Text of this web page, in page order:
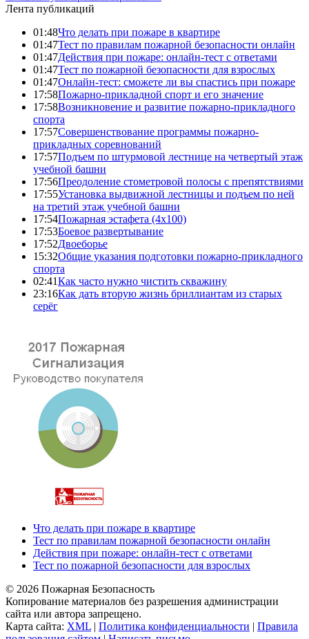
Лента публикаций
01:48Что делать при пожаре в квартире
01:47Тест по правилам пожарной безопасности онлайн
01:47Действия при пожаре: онлайн-тест с ответами
01:47Тест по пожарной безопасности для взрослых
01:47Онлайн-тест: сможете ли вы спастись при пожаре
17:58Пожарно-прикладной спорт и его значение
17:58Возникновение и развитие пожарно-прикладного
спорта
17:57Совершенствование программы пожарно-
прикладных соревнований
17:57Подъем по штурмовой лестнице на четвертый этаж
учебной башни
17:56Преодоление стометровой полосы с препятствиями
17:55Установка выдвижной лестницы и подъем по ней
на третий этаж учебной башни
17:54Пожарная эстафета (4x100)
17:53Боевое развертывание
17:52Двоеборье
15:32Общие указания подготовки пожарно-прикладного
спорта
02:41Как часто нужно чистить скважину
23:16Как дать вторую жизнь бриллиантам из старых
серёг
Что делать при пожаре в квартире
Тест по правилам пожарной безопасности онлайн
Действия при пожаре: онлайн-тест с ответами
Тест по пожарной безопасности для взрослых
© 2026 Пожарная Безопасность
Копирование материалов без разрешения администрации
сайта или автора запрещено.
Карта сайта: XML | Политика конфиденциальности | Правила